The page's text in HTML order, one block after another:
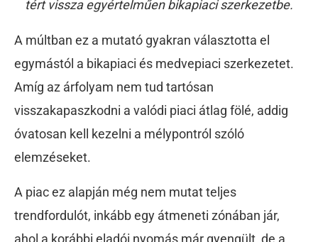
tért vissza egyértelműen bikapiaci szerkezetbe.
A múltban ez a mutató gyakran választotta el
egymástól a bikapiaci és medvepiaci szerkezetet.
Amíg az árfolyam nem tud tartósan
visszakapaszkodni a valódi piaci átlag fölé, addig
óvatosan kell kezelni a mélypontról szóló
elemzéseket.
A piac ez alapján még nem mutat teljes
trendfordulót, inkább egy átmeneti zónában jár,
ahol a korábbi eladói nyomás már gyengült, de a